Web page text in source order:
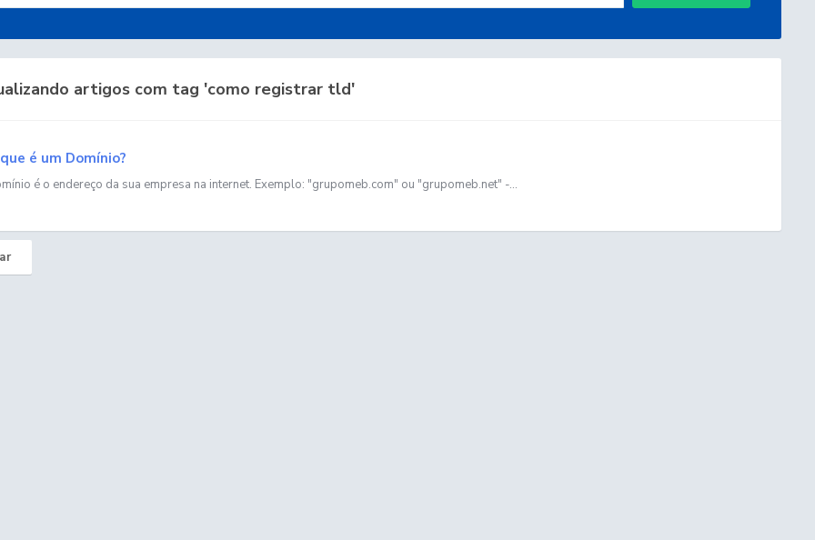
artigos com tag 'como registrar tld'
é um Domínio?
é o endereço da sua empresa na internet. Exemplo: "grupomeb.com" ou "grupomeb.net" -...